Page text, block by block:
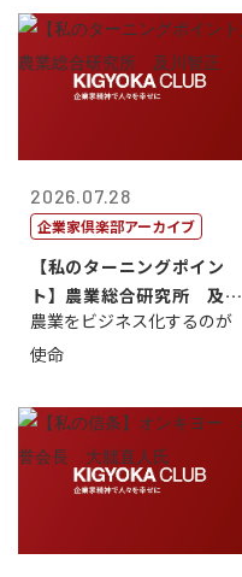
2026.07.28
企業家倶楽部アーカイブ
【私のターニングポイン
ト】農業総合研究所 及川
智正
農業をビジネス化するのが
使命